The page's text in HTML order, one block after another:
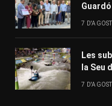
7
Les
la Seu
7